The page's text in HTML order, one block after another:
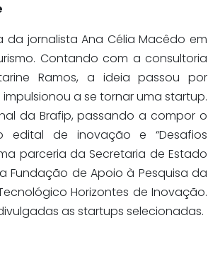
da jornalista Ana Célia Macêdo em
Contando com a consultoria
Ramos, a ideia passou por
a se tornar uma startup.
da Brafip, passando a compor o
de inovação e “Desafios
parceria da Secretaria de Estado
Fundação de Apoio à Pesquisa da
Horizontes de Inovação.
as startups selecionadas.